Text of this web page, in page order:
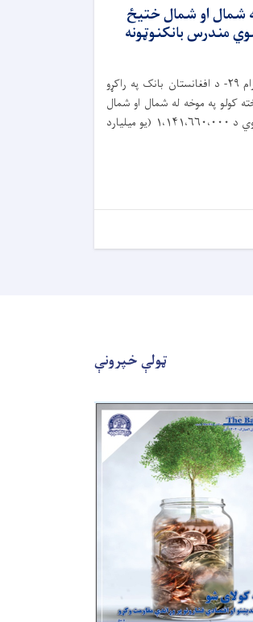
شمال او شمال ختیځ
مندرس بانکنوټونه
۲۹- د افغانستان بانک په راکړو
کولو په موخه له شمال او شمال
د ۱،۱۴۱،۶۶۰،۰۰۰ ( یو میلیارد
ټولې خپرونې